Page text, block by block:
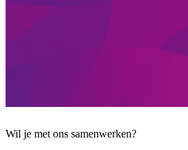
Wil je met ons samenwerken?